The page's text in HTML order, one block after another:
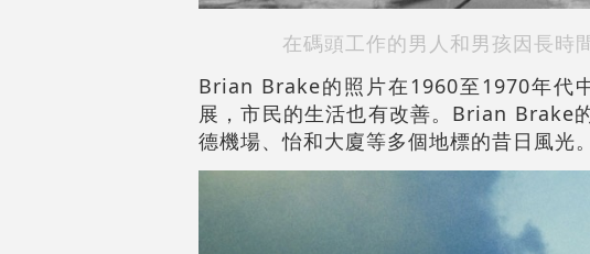
在碼頭工作的男人和男孩因長時
Brian Brake的照片在1960至1970年代
展，市民的生活也有改善。Brian Brake
德機場、怡和大廈等多個地標的昔日風光。